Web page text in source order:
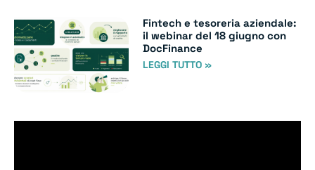
Fintech e tesoreria aziendale:
il webinar del 18 giugno con
DocFinance
LEGGI TUTTO »